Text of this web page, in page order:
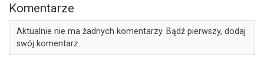
Komentarze
Aktualnie nie ma żadnych komentarzy. Bądź pierwszy, dodaj
swój komentarz.